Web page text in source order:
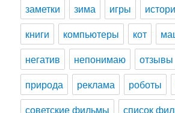
заметки
зима игры
книги
компьютеры кот
негатив
непонимаю отзывы
природа
реклама роботы
советские фильмы
список